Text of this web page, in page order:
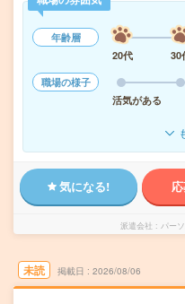
年齢層
20代
30
職場の様子
活気がある
気になる!
派遣会社 パー
未読 掲載日 2026/08/06